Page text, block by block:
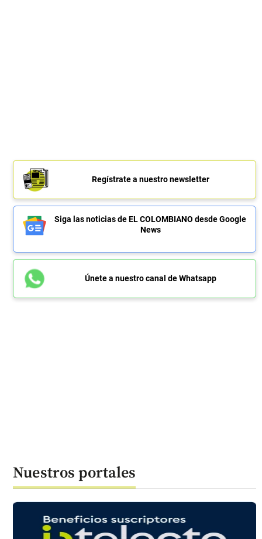
Regístrate a nuestro newsletter
Siga las noticias de EL COLOMBIANO desde Google
News
Únete a nuestro canal de Whatsapp
Nuestros portales